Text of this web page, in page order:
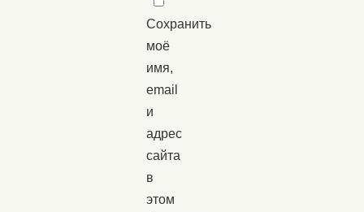
Сохранить
моё
имя,
email
и
адрес
сайта
в
этом